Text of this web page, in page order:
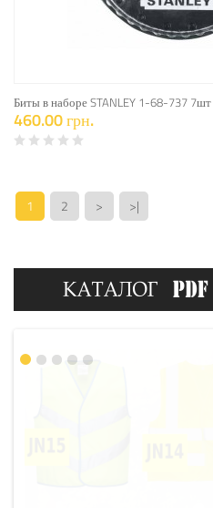
Биты в наборе STANLEY 1-68-737 7шт
460.00 грн.
1 2 >
>|